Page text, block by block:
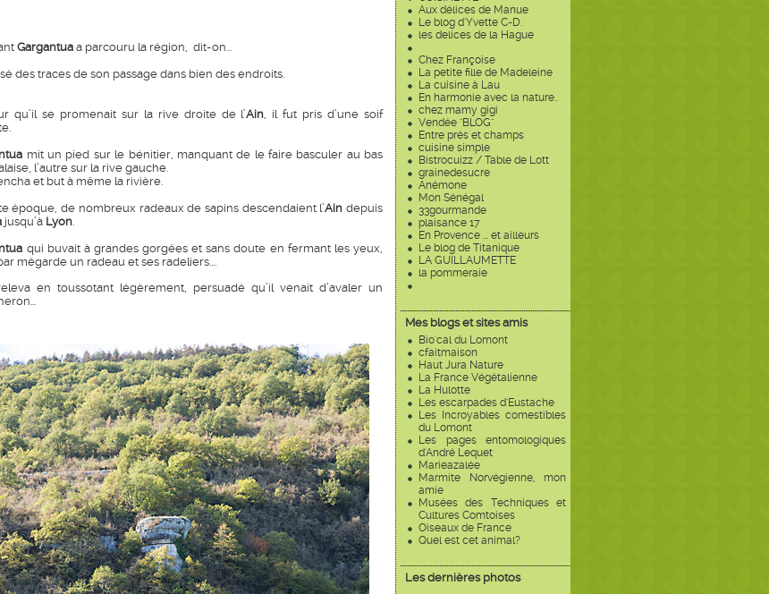
Aux délices de Manue
Le blog d'Yvette C-D.
les delices de la Hague
Chez Françoise
La petite fille de Madeleine
La cuisine à Lau
En harmonie avec la nature..
chez mamy gigi
Vendée "BLOG"
Entre prés et champs
cuisine simple
Bistrocuizz / Table de Lott
grainedesucre
Anémone
Mon Sénégal
33gourmande
plaisance 17
En Provence ... et ailleurs
Le blog de Titanique
LA GUILLAUMETTE
la pommeraie
Mes blogs et sites amis
Bio'cal du Lomont
cfaitmaison
Haut Jura Nature
La France Végétalienne
La Hulotte
Les escarpades d'Eustache
Les Incroyables comestibles
du Lomont
Les pages entomologiques
d'André Lequet
Marieazalée
Marmite Norvégienne, mon
amie
Musées des Techniques et
Cultures Comtoises
Oiseaux de France
Quel est cet animal?
Les dernières photos
Gargantua a parcouru la région, dit-on...
des traces de son passage dans bien des endroits.
qu’il se promenait sur la rive droite de l’Ain, il fut pris d’une soif
mit un pied sur le bénitier, manquant de le faire basculer au bas
l’autre sur la rive gauche.
et but à même la rivière.
époque, de nombreux radeaux de sapins descendaient l’Ain depuis
jusqu’à Lyon.
qui buvait à grandes gorgées et sans doute en fermant les yeux,
mégarde un radeau et ses radeliers....
en toussotant légèrement, persuadé qu’il venait d’avaler un